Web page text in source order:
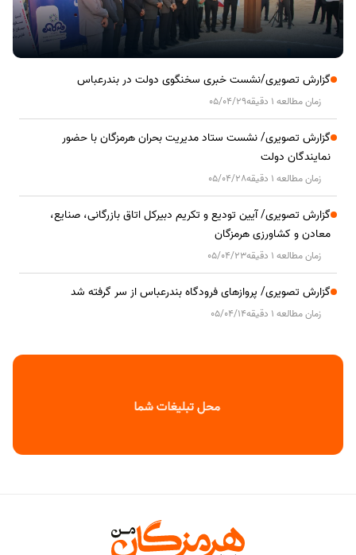
گزارش تصویری/نشست خبری سخنگوی دولت در بندرعباس
زمان مطالعه 1 دقیقه 05/04/29
گزارش تصویری/ نشست ستاد مدیریت بحران هرمزگان با حضور
نمایندگان دولت
زمان مطالعه 1 دقیقه 05/04/28
گزارش تصویری/ آیین تودیع و تکریم دبیرکل اتاق بازرگانی، صنایع،
معادن و کشاورزی هرمزگان
زمان مطالعه 1 دقیقه 05/04/23
گزارش تصویری/ پروازهای فرودگاه بندرعباس از سر گرفته شد
زمان مطالعه 1 دقیقه 05/04/14